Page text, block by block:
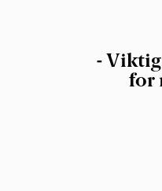
-
for